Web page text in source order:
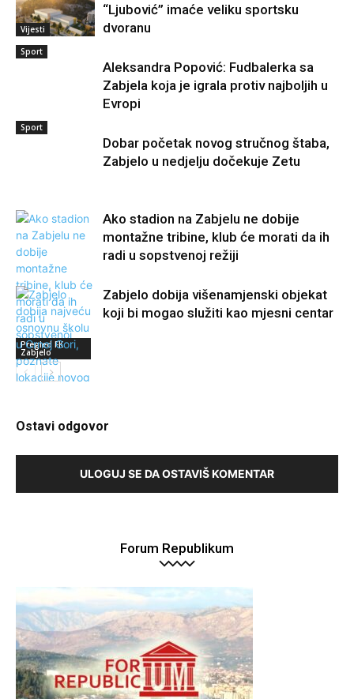
Vijesti
“Ljubović” imaće veliku sportsku
dvoranu
Sport
Aleksandra Popović: Fudbalerka sa
Zabjela koja je igrala protiv najboljih u
Evropi
Sport
Dobar početak novog stručnog štaba,
Zabjelo u nedjelju dočekuje Zetu
Pregled FK
Zabjelo
Ako stadion na Zabjelu ne dobije
montažne tribine, klub će morati da ih
radi u sopstvenoj režiji
Zabjelo dobija višenamjenski objekat
koji bi mogao služiti kao mjesni centar
Ostavi odgovor
ULOGUJ SE DA OSTAVIŠ KOMENTAR
Forum Republikum